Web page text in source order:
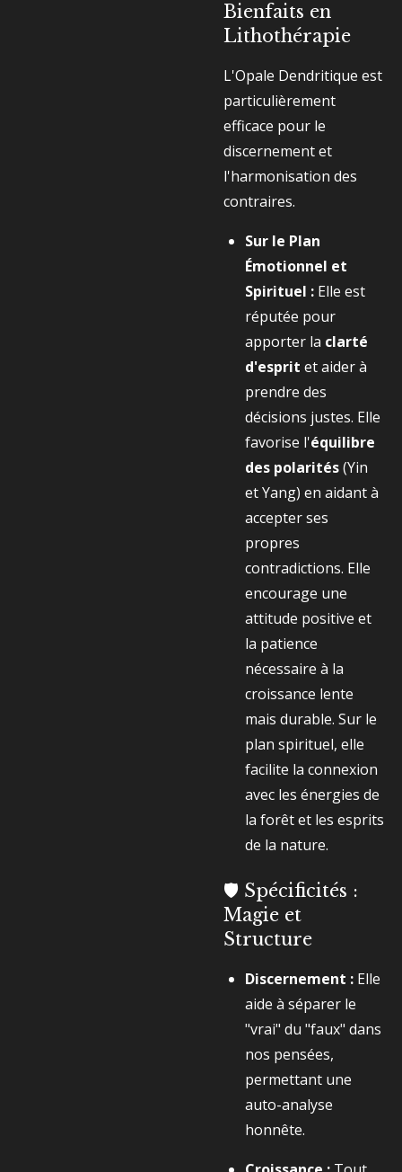
Bienfaits en
Lithothérapie
L'Opale Dendritique est
particulièrement
efficace pour le
discernement et
l'harmonisation des
contraires.
Sur le Plan
Émotionnel et
Spirituel : Elle est
réputée pour
apporter la clarté
d'esprit et aider à
prendre des
décisions justes. Elle
favorise l'équilibre
des polarités(Yin
et Yang) en aidant à
accepter ses
propres
contradictions. Elle
encourage une
attitude positive et
la patience
nécessaire à la
croissance lente
mais durable. Sur le
plan spirituel, elle
facilite la connexion
avec les énergies de
la forêt et les esprits
de la nature.
🛡️ Spécificités :
Magie et
Structure
Discernement : Elle
aide à séparer le
"vrai" du "faux" dans
nos pensées,
permettant une
auto-analyse
honnête.